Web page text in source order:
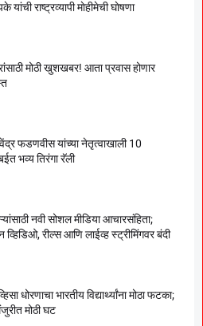
यांची राष्ट्रव्यापी माेहीमेची घाेषणा
मोठी खुशखबर! आता प्रवास होणार
फडणवीस यांच्या नेतृत्वाखाली 10
भव्य तिरंगा रॅली
नवी सोशल मीडिया आचारसंहिता;
व्हिडिओ, रील्स आणि लाईव्ह स्ट्रीमिंगवर बंदी
धोरणाचा भारतीय विद्यार्थ्यांना मोठा फटका;
मोठी घट